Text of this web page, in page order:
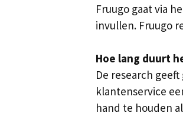
Fruugo gaat via
invullen. Fruugo
Hoe lang duurt
De research
klantenservice
hand te houden